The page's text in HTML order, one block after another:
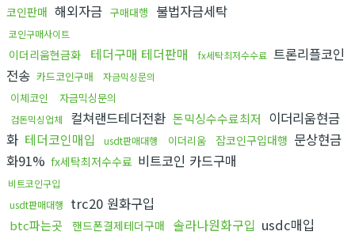
코인판매 해외자금 구매대행 불법자금세탁
코인구매사이트
이더리움현금화 테더구매 테더판매 fx세탁최저수수료 트론리플코인
전송 카드코인구매 자금믹싱문의
이체코인 자금믹싱문의
검돈믹싱업체 컬쳐랜드테더전환 돈믹싱수수료최저 이더리움현금
화 테더코인매입 usdt판매대행 이더리움 잡코인구입대행 문상현금
화91% fx세탁최저수수료 비트코인 카드구매
비트코인구입
usdt판매대행
trc20 원화구입
btc파는곳 핸드폰결제테더구매 솔라나원화구입 usdc매입